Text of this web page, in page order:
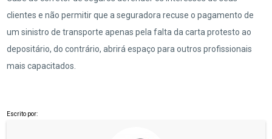
clientes e não permitir que a seguradora recuse o pagamento de
um sinistro de transporte apenas pela falta da carta protesto ao
depositário, do contrário, abrirá espaço para outros profissionais
mais capacitados.
Escrito por: